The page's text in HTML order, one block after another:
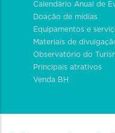
Calendário Anual de
Doação de mídias
Equipamentos e
Materiais de
Observatório do
Principais atrativos
Venda BH